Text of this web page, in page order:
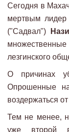
Сегодня в
мертвым лидер
("Садвал")
лезгинского
О причинах
Опрошенные
воздержаться
Тем не менее,
уже второй